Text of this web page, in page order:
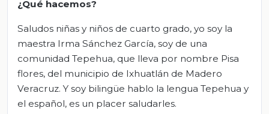
¿Qué hacemos?
Saludos niñas y niños de cuarto grado, yo soy la
maestra Irma Sánchez García, soy de una
comunidad Tepehua, que lleva por nombre Pisa
flores, del municipio de Ixhuatlán de Madero
Veracruz. Y soy bilingüe hablo la lengua Tepehua y
el español, es un placer saludarles.